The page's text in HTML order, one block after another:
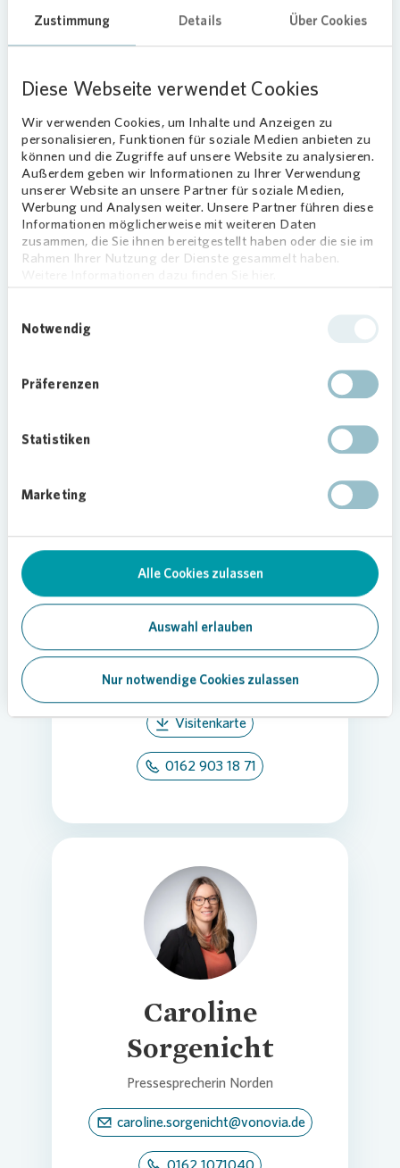
Zustimmung Details Über Cookies
Diese Webseite verwendet Cookies
Wir verwenden Cookies, um Inhalte und Anzeigen zu
personalisieren, Funktionen für soziale Medien anbieten zu
können und die Zugriffe auf unsere Website zu analysieren.
Außerdem geben wir Informationen zu Ihrer Verwendung
unserer Website an unsere Partner für soziale Medien,
Werbung und Analysen weiter. Unsere Partner führen diese
Informationen möglicherweise mit weiteren Daten
zusammen, die Sie ihnen bereitgestellt haben oder die sie im
Rahmen Ihrer Nutzung der Dienste gesammelt haben.
Notwendig
Präferenzen
Statistiken
Marketing
Alle Cookies zulassen
Auswahl erlauben
Nur notwendige Cookies zulassen
Loading...
Olaf Frei
Pressesprecher Süden
Olaf.Frei@vonovia.de
Visitenkarte
Christoph
Metzner
Pressesprecher Berlin, Brandenburg,
Christoph.Metzner@vonovia.de
Visitenkarte
0162 903 18 71
Loading...
Caroline
Sorgenicht
Pressesprecherin Norden
caroline.sorgenicht@vonovia.de